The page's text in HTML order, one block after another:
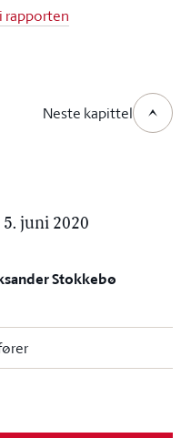
rapporten
Neste kapittel
juni 2020
Stokkebø